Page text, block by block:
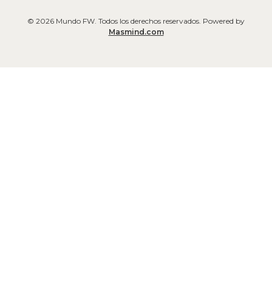
© 2026 Mundo FW. Todos los derechos reservados. Powered by
Masmind.com